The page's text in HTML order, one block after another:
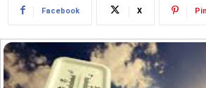
Facebook X